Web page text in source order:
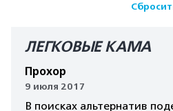
ЛЕГКОВЫЕ КАМА
Прохор
9 июля 2017
В поисках альтернатив